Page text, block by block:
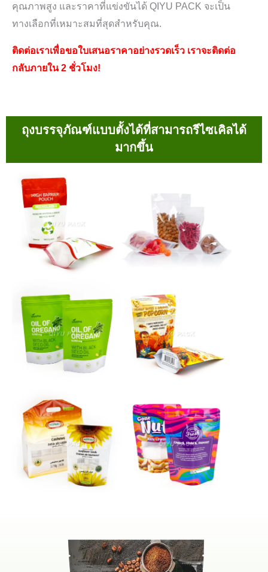
คุณภาพสูง และราคาที่แข่งขันได้ QIYU PACK จะเป็น
ทางเลือกที่เหมาะสมที่สุดสำหรับคุณ.
ติดต่อเราเพื่อขอใบเสนอราคาอย่างรวดเร็ว เราจะติดต่อ
กลับภายใน 2 ชั่วโมง!
ถุงบรรจุภัณฑ์แบบตั้งได้ที่สามารถรีไซเคิลได้
มากขึ้น